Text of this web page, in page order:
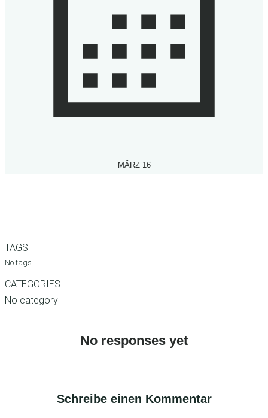
MÄRZ 16
TAGS
No tags
CATEGORIES
No category
No responses yet
Schreibe einen Kommentar